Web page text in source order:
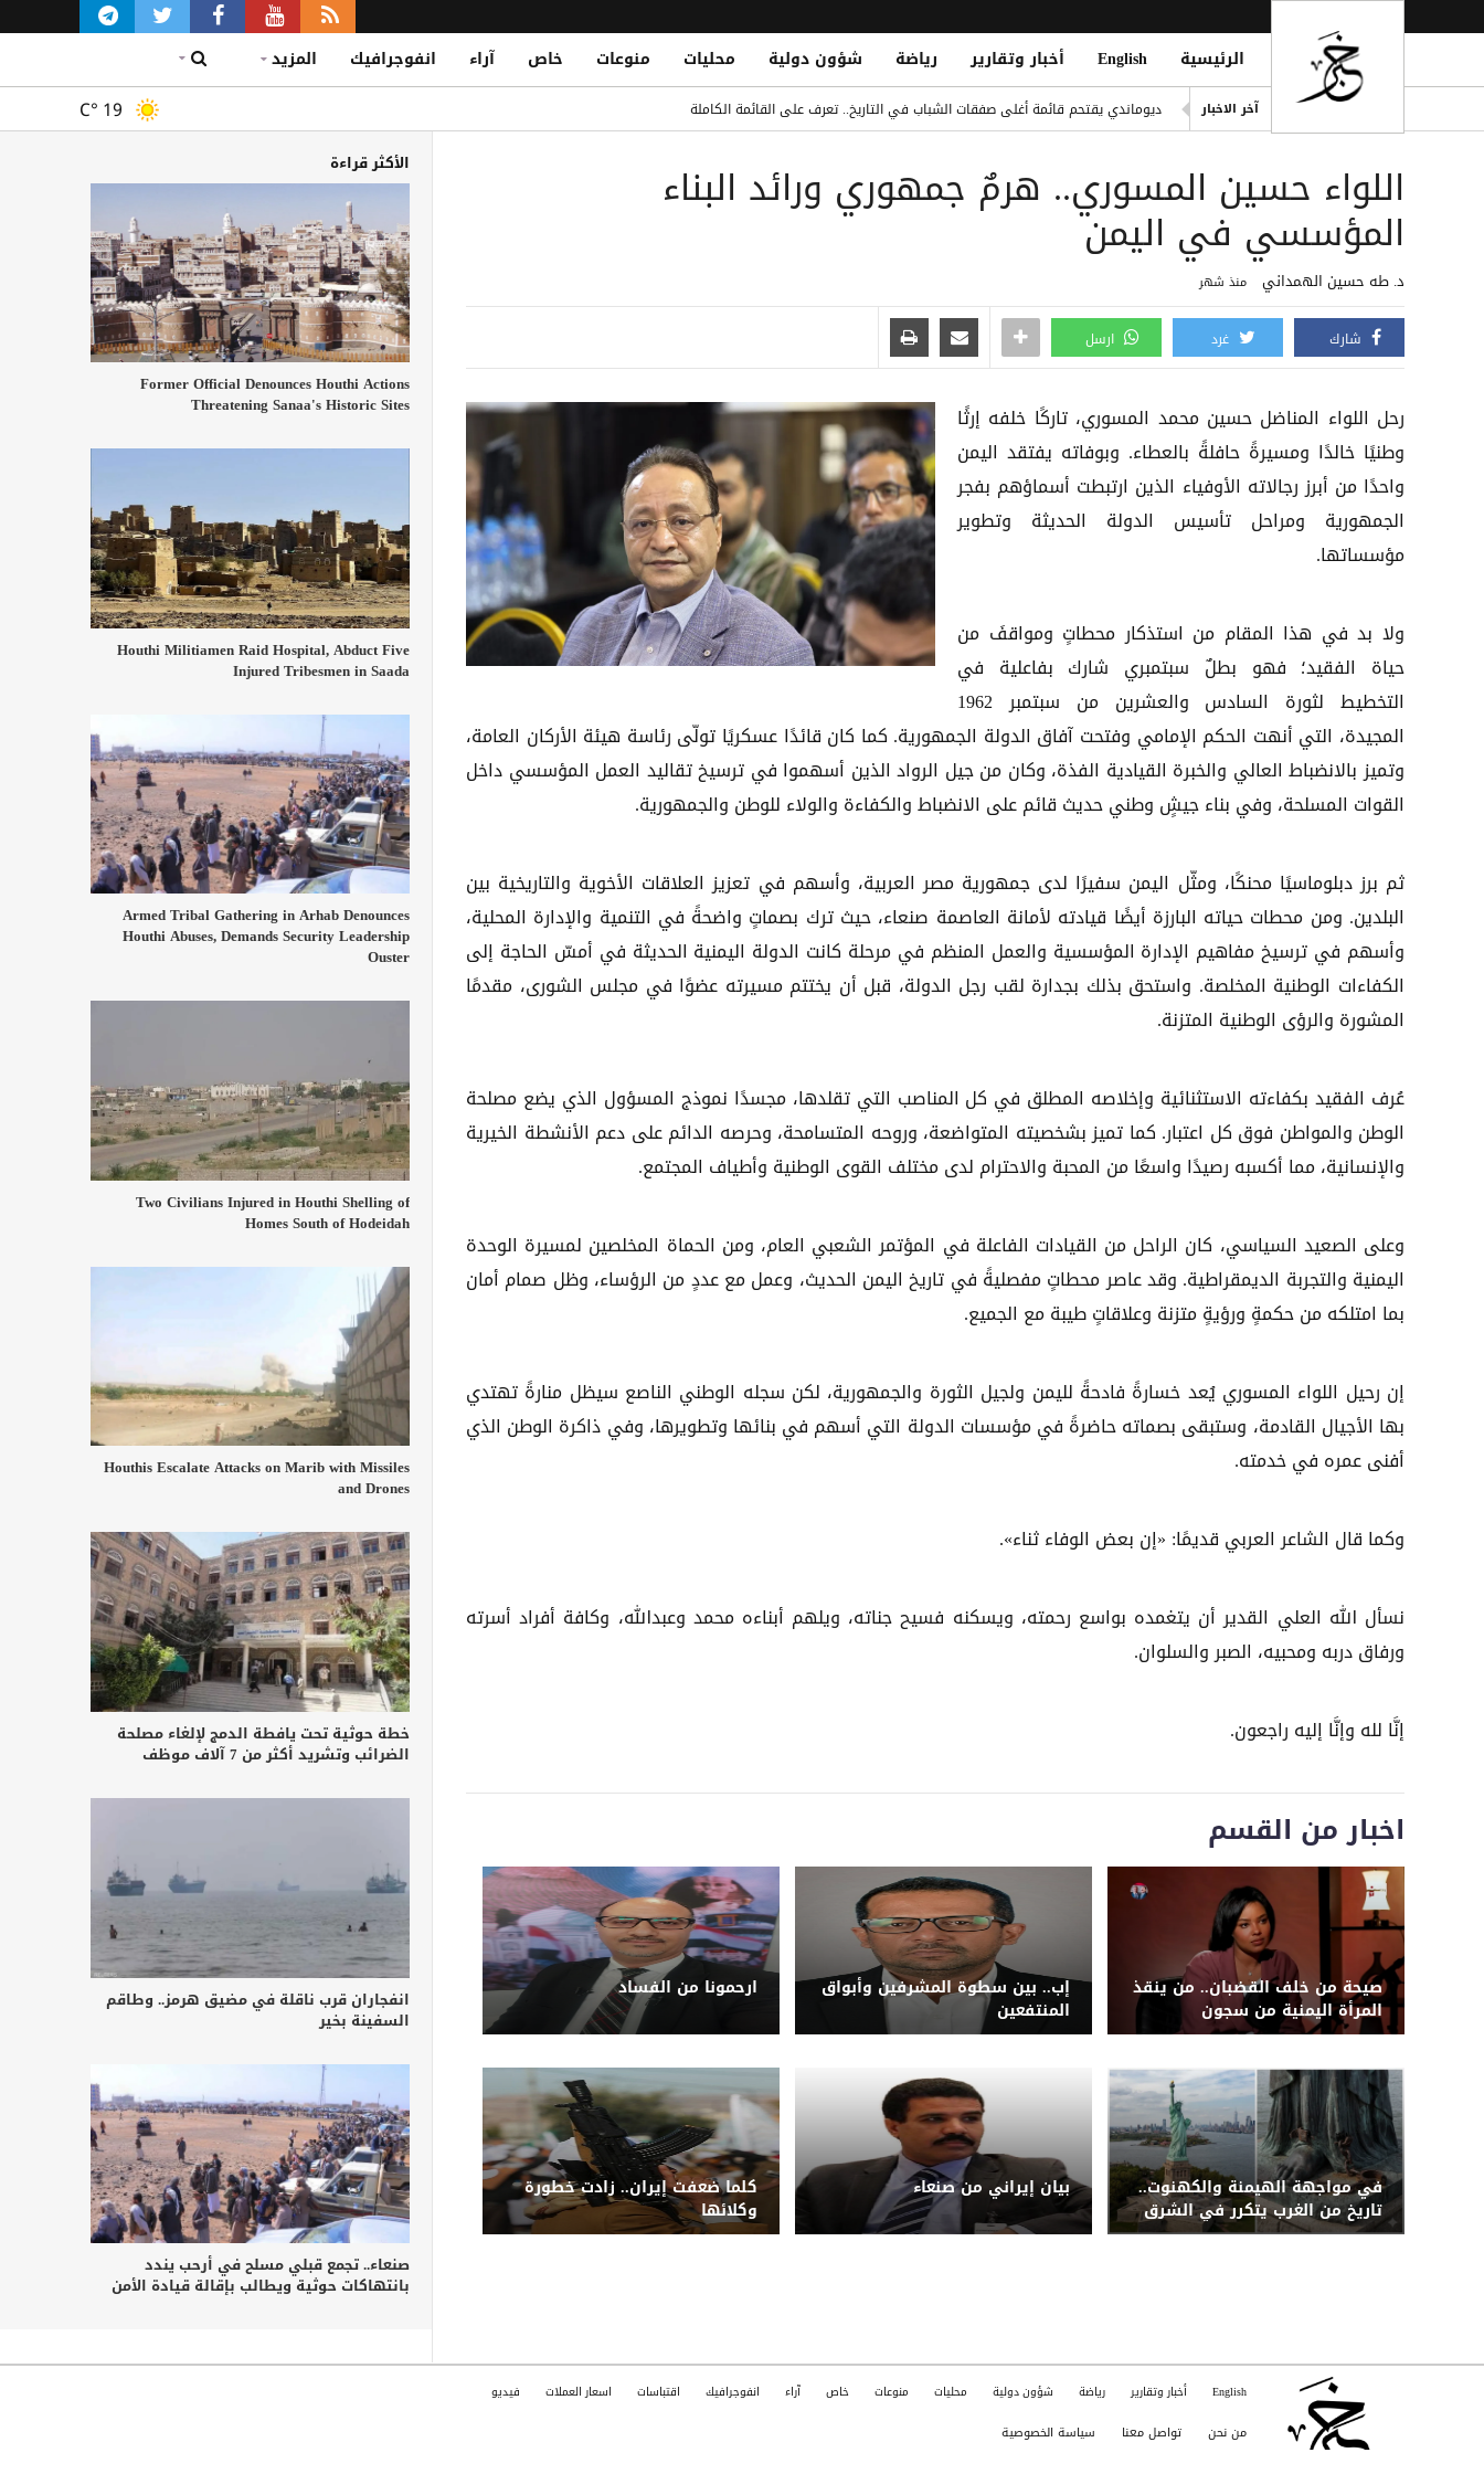
الرئيسية English أخبار وتقارير رياضة شؤون دولية محليات منوعات خاص آراء انفوجرافيك المزيد
آخر الاخبار
ديوماندي يقتحم قائمة أغلى صفقات الشباب في التاريخ.. تعرف على القائمة الكاملة
صلاح ضمن الأغنى عالمياً.. ورونالدو يتصدر القائمة بفارق كبير
مقتل يمني طعنًا داخل مسجد في الصومال أثناء أدائه صلاة الجمعة
C° 19
اللواء حسين المسوري.. هرمٌ جمهوري ورائد البناء
المؤسسي في اليمن
د. طه حسين الهمداني منذ شهر
شارك غرد ارسل
رحل اللواء المناضل حسين محمد المسوري، تاركًا خلفه إرثًا
وطنيًا خالدًا ومسيرةً حافلةً بالعطاء. وبوفاته يفتقد اليمن
واحدًا من أبرز رجالاته الأوفياء الذين ارتبطت أسماؤهم بفجر
الجمهورية ومراحل تأسيس الدولة الحديثة وتطوير
مؤسساتها.
ولا بد في هذا المقام من استذكار محطاتٍ ومواقفَ من
حياة الفقيد؛ فهو بطلٌ سبتمبري شارك بفاعلية في
التخطيط لثورة السادس والعشرين من سبتمبر 1962
المجيدة، التي أنهت الحكم الإمامي وفتحت آفاق الدولة الجمهورية. كما كان قائدًا عسكريًا تولّى رئاسة هيئة الأركان العامة،
وتميز بالانضباط العالي والخبرة القيادية الفذة، وكان من جيل الرواد الذين أسهموا في ترسيخ تقاليد العمل المؤسسي داخل
القوات المسلحة، وفي بناء جيشٍ وطني حديث قائم على الانضباط والكفاءة والولاء للوطن والجمهورية.
ثم برز دبلوماسيًا محنكًا، ومثّل اليمن سفيرًا لدى جمهورية مصر العربية، وأسهم في تعزيز العلاقات الأخوية والتاريخية بين
البلدين. ومن محطات حياته البارزة أيضًا قيادته لأمانة العاصمة صنعاء، حيث ترك بصماتٍ واضحةً في التنمية والإدارة المحلية،
وأسهم في ترسيخ مفاهيم الإدارة المؤسسية والعمل المنظم في مرحلة كانت الدولة اليمنية الحديثة في أمسّ الحاجة إلى
الكفاءات الوطنية المخلصة. واستحق بذلك بجدارة لقب رجل الدولة، قبل أن يختتم مسيرته عضوًا في مجلس الشورى، مقدمًا
المشورة والرؤى الوطنية المتزنة.
عُرف الفقيد بكفاءته الاستثنائية وإخلاصه المطلق في كل المناصب التي تقلدها، مجسدًا نموذج المسؤول الذي يضع مصلحة
الوطن والمواطن فوق كل اعتبار. كما تميز بشخصيته المتواضعة، وروحه المتسامحة، وحرصه الدائم على دعم الأنشطة الخيرية
والإنسانية، مما أكسبه رصيدًا واسعًا من المحبة والاحترام لدى مختلف القوى الوطنية وأطياف المجتمع.
وعلى الصعيد السياسي، كان الراحل من القيادات الفاعلة في المؤتمر الشعبي العام، ومن الحماة المخلصين لمسيرة الوحدة
اليمنية والتجربة الديمقراطية. وقد عاصر محطاتٍ مفصليةً في تاريخ اليمن الحديث، وعمل مع عددٍ من الرؤساء، وظل صمام أمان
بما امتلكه من حكمةٍ ورؤيةٍ متزنة وعلاقاتٍ طيبة مع الجميع.
إن رحيل اللواء المسوري يُعد خسارةً فادحةً لليمن ولجيل الثورة والجمهورية، لكن سجله الوطني الناصع سيظل منارةً تهتدي
بها الأجيال القادمة، وستبقى بصماته حاضرةً في مؤسسات الدولة التي أسهم في بنائها وتطويرها، وفي ذاكرة الوطن الذي
أفنى عمره في خدمته.
وكما قال الشاعر العربي قديمًا: «إن بعض الوفاء ثناء».
نسأل الله العلي القدير أن يتغمده بواسع رحمته، ويسكنه فسيح جناته، ويلهم أبناءه محمد وعبدالله، وكافة أفراد أسرته
ورفاق دربه ومحبيه، الصبر والسلوان.
إنَّا لله وإنَّا إليه راجعون.
اخبار من القسم
صيحة من خلف القضبان.. من ينقذ
المرأة اليمنية من سجون
الحوثيين؟
إب.. بين سطوة المشرفين وأبواق
المنتفعين
ارحمونا من الفساد
في مواجهة الهيمنة والكهنوت..
تاريخ من الغرب يتكرر في الشرق
بيان إيراني من صنعاء كلما ضعفت إيران.. زادت خطورة
وكلائها
الأكثر قراءة
Former Official Denounces Houthi Actions
Threatening Sanaa's Historic Sites
Houthi Militiamen Raid Hospital, Abduct Five
Injured Tribesmen in Saada
Armed Tribal Gathering in Arhab Denounces
Houthi Abuses, Demands Security Leadership
Ouster
Two Civilians Injured in Houthi Shelling of
Homes South of Hodeidah
Houthis Escalate Attacks on Marib with Missiles
and Drones
خطة حوثية تحت يافطة الدمج لإلغاء مصلحة
الضرائب وتشريد أكثر من 7 آلاف موظف
انفجاران قرب ناقلة في مضيق هرمز.. وطاقم
السفينة بخير
صنعاء.. تجمع قبلي مسلح في أرحب يندد
بانتهاكات حوثية ويطالب بإقالة قيادة الأمن
English أخبار وتقارير رياضة شؤون دولية محليات منوعات خاص آراء انفوجرافيك اقتباسات اسعار العملات فيديو
من نحن تواصل معنا
سياسة الخصوصية